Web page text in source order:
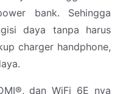
bank. Sehingga
daya tanpa harus
charger handphone,
dan WiFi 6E nya